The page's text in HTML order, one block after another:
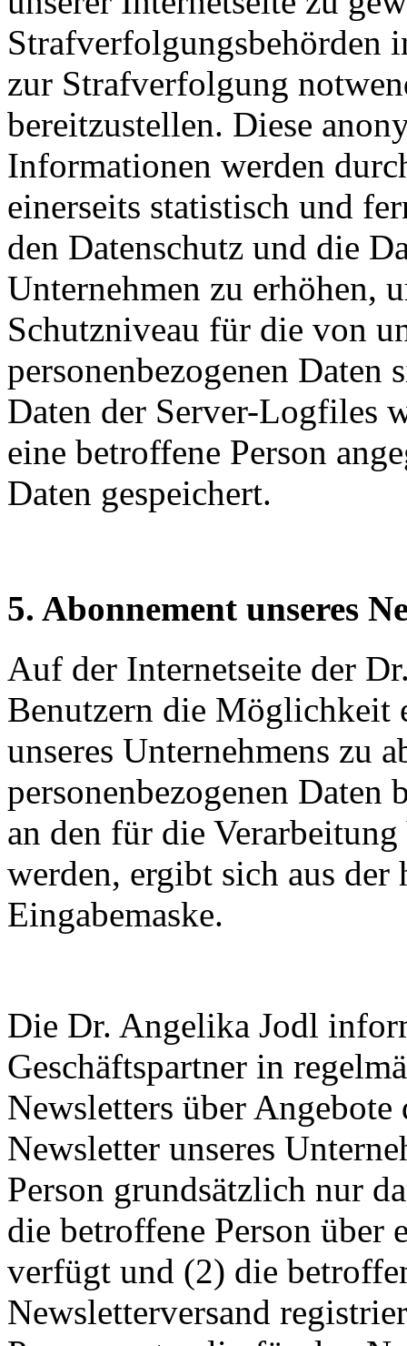
Strafverfolgungsbehörden
zur Strafverfolgung
bereitzustellen. Diese
Informationen werden
einerseits statistisch und
den Datenschutz und die
Unternehmen zu erhöhen,
Schutzniveau für die von
personenbezogenen Daten
Daten der Server-Logfiles
eine betroffene Person
Daten gespeichert.
5. Abonnement unseres
Auf der Internetseite der
Benutzern die Möglichkeit
unseres Unternehmens zu
personenbezogenen Daten
an den für die
werden, ergibt sich aus der
Eingabemaske.
Die Dr. Angelika Jodl
Geschäftspartner in
Newsletters über Angebote
Newsletter unseres
Person grundsätzlich nur
die betroffene Person
verfügt und (2) die
Newsletterversand